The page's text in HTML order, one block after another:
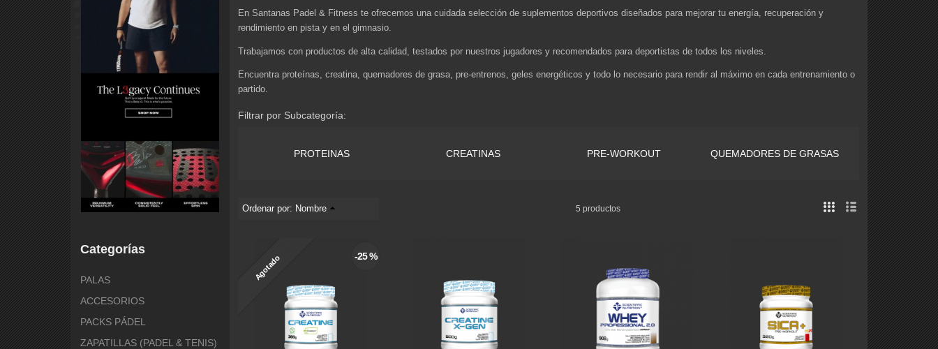
Categorías
PALAS
ACCESORIOS
PACKS PÁDEL
ZAPATILLAS (PADEL & TENIS)
En Santanas Padel & Fitness te ofrecemos una cuidada selección de suplementos deportivos diseñados para mejorar tu energía, recuperación y
rendimiento en pista y en el gimnasio.
Trabajamos con productos de alta calidad, testados por nuestros jugadores y recomendados para deportistas de todos los niveles.
Encuentra proteínas, creatina, quemadores de grasa, pre-entrenos, geles energéticos y todo lo necesario para rendir al máximo en cada entrenamiento o
partido.
Filtrar por Subcategoría:
PROTEINAS CREATINAS PRE-WORKOUT QUEMADORES DE GRASAS
Ordenar por: Nombre 5 productos
Agotado -25 %